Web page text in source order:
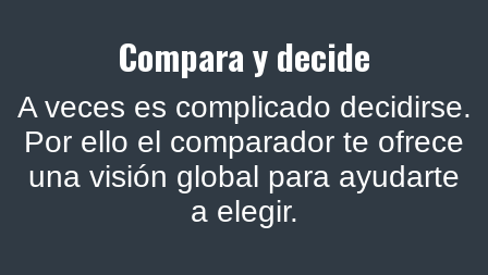
Compara y decide
A veces es complicado decidirse.
Por ello el comparador te ofrece
una visión global para ayudarte
a elegir.